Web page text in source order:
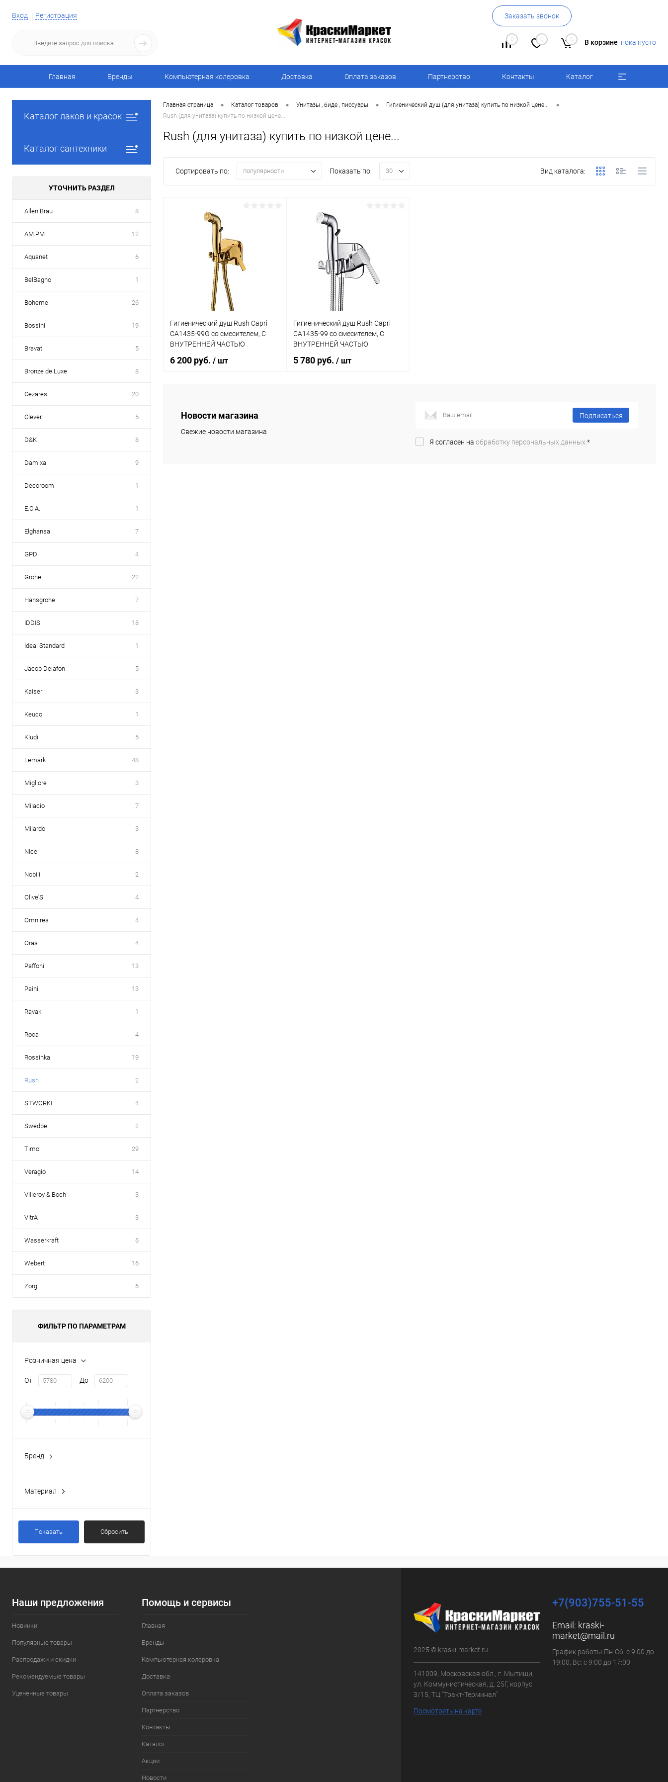
Вход Регистрация Заказать звонок
0 0 0 В корзине пока пусто
Главная Бренды Компьютерная колеровка Доставка Оплата заказов Партнерство Контакты Каталог
Каталог лаков и красок
Каталог сантехники
УТОЧНИТЬ РАЗДЕЛ
Allen Brau 8
AM.PM 12
Aquanet 6
BelBagno 1
Boheme 26
Bossini 19
Bravat 5
Bronze de Luxe 8
Cezares 20
Clever 5
D&K 8
Damixa 9
Decoroom 1
E.C.A. 1
Elghansa 7
GPD 4
Grohe 22
Hansgrohe 7
IDDIS 18
Ideal Standard 1
Jacob Delafon 5
Kaiser 3
Keuco 1
Kludi 5
Lemark 48
Migliore 3
Milacio 7
Milardo 3
Nice 8
Nobili 2
Olive'S 4
Omnires 4
Oras 4
Paffoni 13
Paini 13
Ravak 1
Roca 4
Rossinka 19
Rush 2
STWORKI 4
Swedbe 2
Timo 29
Veragio 14
Villeroy & Boch 3
VitrA 3
Wasserkraft 6
Webert 16
Zorg 6
ФИЛЬТР ПО ПАРАМЕТРАМ
Розничная цена
От До
Бренд
Материал
Показать Сбросить
Главная страница • Каталог товаров • Унитазы , биде , писсуары • Гигиенический душ (для унитаза) купить по низкой цене... •
Rush (для унитаза) купить по низкой цене...
Rush (для унитаза) купить по низкой цене...
Сортировать по: популярности Показать по: 30 Вид каталога:
Гигиенический душ Rush Capri
CA1435-99G со смесителем, С
ВНУТРЕННЕЙ ЧАСТЬЮ
6 200 руб. / шт
Купить в 1 клик
Гигиенический душ Rush Capri
CA1435-99 со смесителем, С
ВНУТРЕННЕЙ ЧАСТЬЮ
5 780 руб. / шт
Новости магазина
Свежие новости магазина
Подписаться
Я согласен на обработку персональных данных. *
Наши предложения
Новинки
Популярные товары
Распродажи и скидки
Рекомендуемые товары
Уцененные товары
Помощь и сервисы
Главная
Бренды
Компьютерная колеровка
Доставка
Оплата заказов
Партнерство
Контакты
Каталог
Акции
Новости
2025 © kraski-market.ru
141009, Московская обл., г. Мытищи,
ул. Коммунистическая, д. 25Г, корпус
3/15, ТЦ "Тракт-Терминал"
Посмотреть на карте
+7(903)755-51-55
Email: kraski-
market@mail.ru
График работы Пн-Сб: с 9:00 до
19:00, Вс: с 9:00 до 17:00